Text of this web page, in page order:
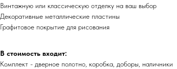
Винтажную или классическую отделку на ваш выбор
Декоративные металлические пластины
Графитовое покрытие для рисования
В стоимость входит:
Комплект - дверное полотно, коробка, доборы, наличники